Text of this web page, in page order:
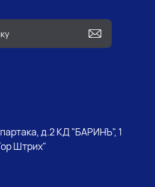
д.2 КД "БАРИНЪ", 1
Штрих"